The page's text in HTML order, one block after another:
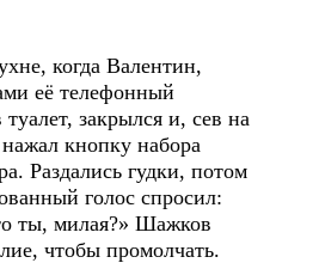
когда Валентин,
её телефонный
закрылся и, сев на
кнопку набора
Раздались гудки, потом
голос спросил:
ты, милая?» Шажков
чтобы промолчать.